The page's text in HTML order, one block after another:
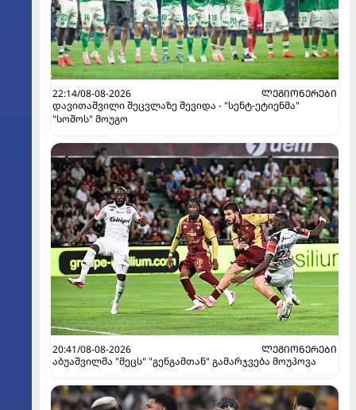
22:14/08-08-2026
ᲚᲔᲒᲘᲝᲜᲔᲠᲔᲑᲘ
დავითაშვილი შეცვლაზე შევიდა - "სენტ-ეტიენმა"
"სოშოს" მოუგო
20:41/08-08-2026
ᲚᲔᲒᲘᲝᲜᲔᲠᲔᲑᲘ
აბუაშვილმა "მეცს" "გენგამთან" გამარჯვება მოუპოვა